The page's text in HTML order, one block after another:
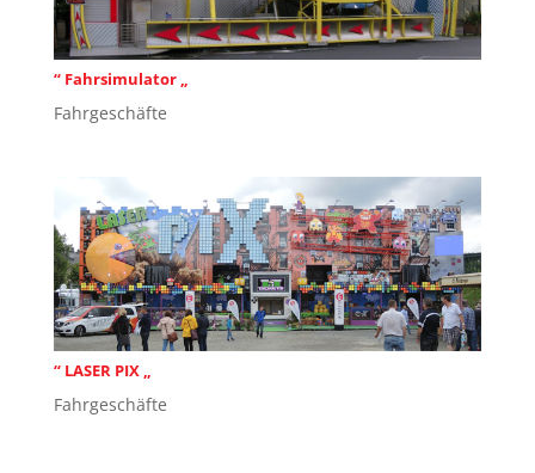
“ Fahrsimulator „
Fahrgeschäfte
“ LASER PIX „
Fahrgeschäfte